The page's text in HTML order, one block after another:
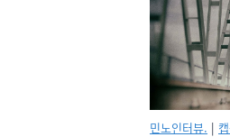
민노인터뷰. |